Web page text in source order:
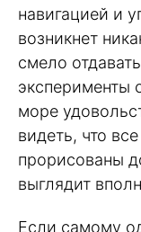
навигацией и
возникнет
смело
эксперименты
море
видеть, что
прорисованы
выглядит
Если самому